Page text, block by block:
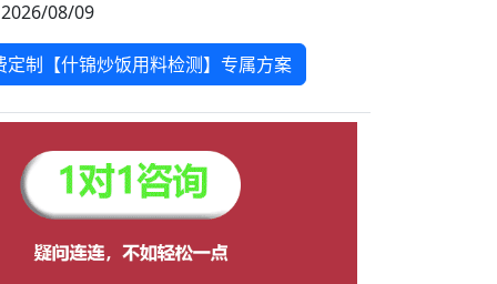
2026/08/09
定制【什锦炒饭用料检测】专属方案